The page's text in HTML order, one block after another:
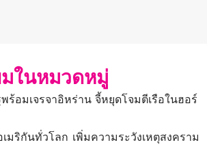
ในหมวดหมู่
พร้อมเจรจาอิหร่าน จี้หยุดโจมตีเรือในฮอร์
มริกันทั่วโลก เพิ่มความระวังเหตุสงคราม